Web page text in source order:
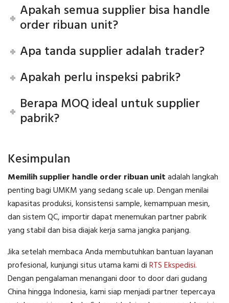
Apakah semua supplier bisa handle
order ribuan unit?
Apa tanda supplier adalah trader?
Apakah perlu inspeksi pabrik?
Berapa MOQ ideal untuk supplier
pabrik?
Kesimpulan
Memilih supplier handle order ribuan unitadalah langkah
penting bagi UMKM yang sedang scale up. Dengan menilai
kapasitas produksi, konsistensi sample, kemampuan mesin,
dan sistem QC, importir dapat menemukan partner pabrik
yang stabil dan bisa diajak kerja sama jangka panjang.
Jika setelah membaca Anda membutuhkan bantuan layanan
profesional, kunjungi situs utama kami diRTS Ekspedisi.
Dengan pengalaman menangani door to door dari gudang
China hingga Indonesia, kami siap menjadi partner tepercaya